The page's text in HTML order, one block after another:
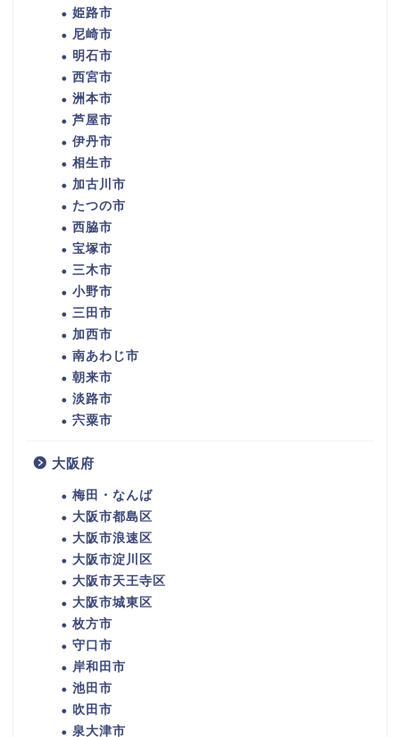
姫路市
尼崎市
明石市
西宮市
洲本市
芦屋市
伊丹市
相生市
加古川市
たつの市
西脇市
宝塚市
三木市
小野市
三田市
加西市
南あわじ市
朝来市
淡路市
宍粟市
大阪府
梅田・なんば
大阪市都島区
大阪市浪速区
大阪市淀川区
大阪市天王寺区
大阪市城東区
枚方市
守口市
岸和田市
池田市
吹田市
泉大津市